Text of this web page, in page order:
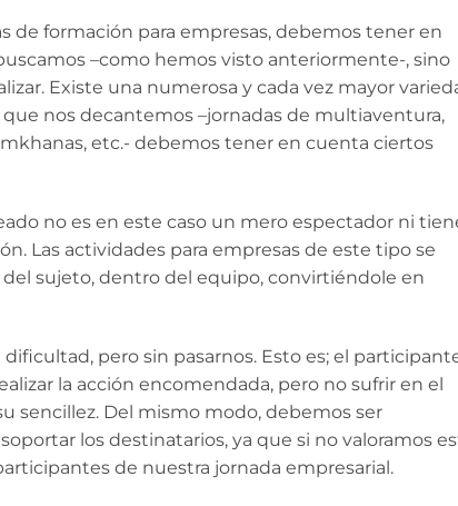
de formación para empresas, debemos tener en
–como hemos visto anteriormente-, sino
Existe una numerosa y cada vez mayor
nos decantemos –jornadas de multiaventura,
etc.- debemos tener en cuenta ciertos
no es en este caso un mero espectador ni
Las actividades para empresas de este tipo se
sujeto, dentro del equipo, convirtiéndole en
pero sin pasarnos. Esto es; el
la acción encomendada, pero no sufrir en el
sencillez. Del mismo modo, debemos ser
los destinatarios, ya que si no valoramos
de nuestra jornada empresarial.